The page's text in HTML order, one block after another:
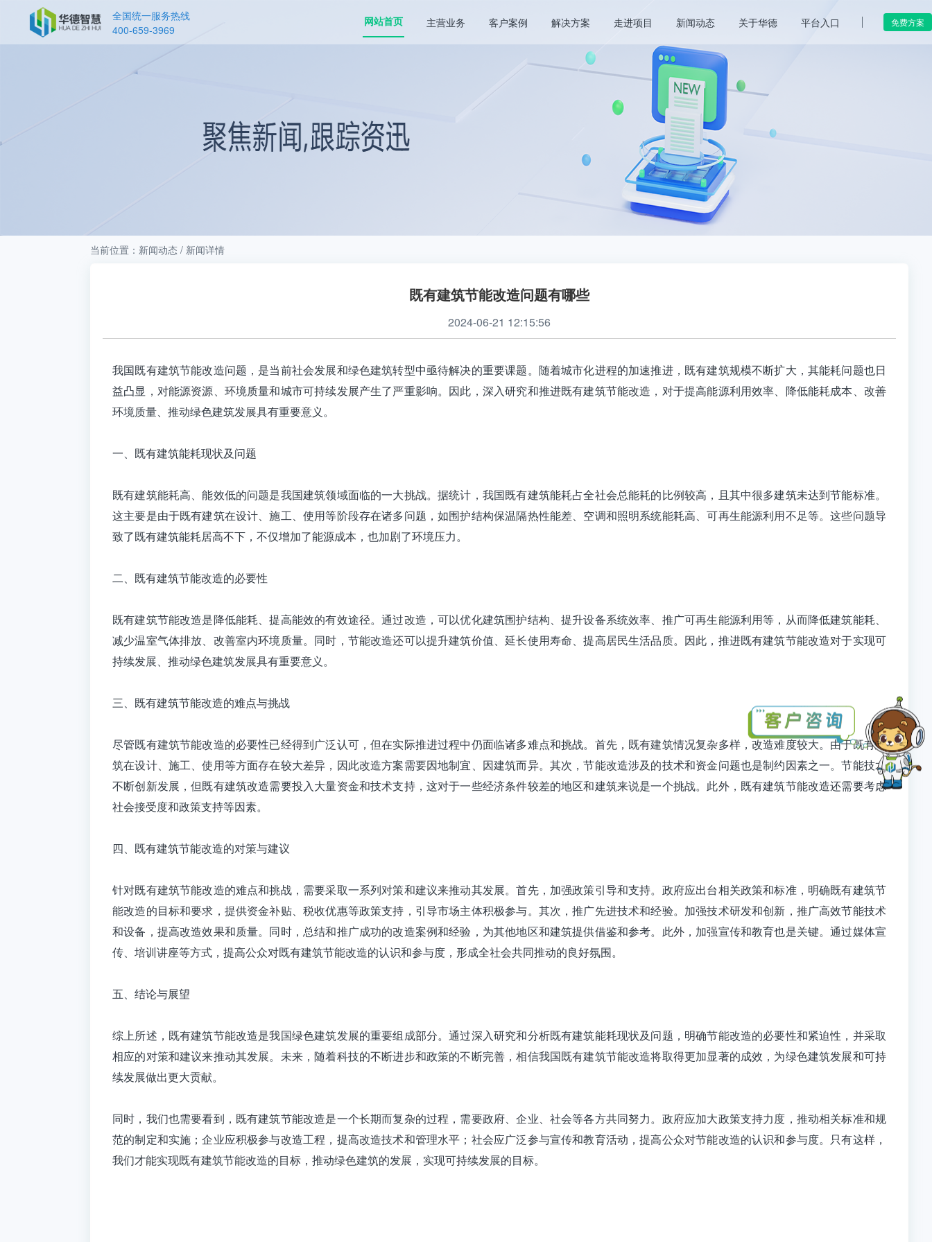
全国统一服务热线
400-659-3969
网站首页 主营业务 客户案例 解决方案 走进项目 新闻动态 关于华德 平台入口 免费方案
当前位置：新闻动态 / 新闻详情
既有建筑节能改造问题有哪些
2024-06-21 12:15:56
我国既有建筑节能改造问题，是当前社会发展和绿色建筑转型中亟待解决的重要课题。随着城市化进程的加速推进，既有建筑规模不断扩大，其能耗问题也日
益凸显，对能源资源、环境质量和城市可持续发展产生了严重影响。因此，深入研究和推进既有建筑节能改造，对于提高能源利用效率、降低能耗成本、改善
环境质量、推动绿色建筑发展具有重要意义。
一、既有建筑能耗现状及问题
既有建筑能耗高、能效低的问题是我国建筑领域面临的一大挑战。据统计，我国既有建筑能耗占全社会总能耗的比例较高，且其中很多建筑未达到节能标准。
这主要是由于既有建筑在设计、施工、使用等阶段存在诸多问题，如围护结构保温隔热性能差、空调和照明系统能耗高、可再生能源利用不足等。这些问题导
致了既有建筑能耗居高不下，不仅增加了能源成本，也加剧了环境压力。
二、既有建筑节能改造的必要性
既有建筑节能改造是降低能耗、提高能效的有效途径。通过改造，可以优化建筑围护结构、提升设备系统效率、推广可再生能源利用等，从而降低建筑能耗、
减少温室气体排放、改善室内环境质量。同时，节能改造还可以提升建筑价值、延长使用寿命、提高居民生活品质。因此，推进既有建筑节能改造对于实现可
持续发展、推动绿色建筑发展具有重要意义。
三、既有建筑节能改造的难点与挑战
尽管既有建筑节能改造的必要性已经得到广泛认可，但在实际推进过程中仍面临诸多难点和挑战。首先，既有建筑情况复杂多样，改造难度较大。由于既有建
筑在设计、施工、使用等方面存在较大差异，因此改造方案需要因地制宜、因建筑而异。其次，节能改造涉及的技术和资金问题也是制约因素之一。节能技术
不断创新发展，但既有建筑改造需要投入大量资金和技术支持，这对于一些经济条件较差的地区和建筑来说是一个挑战。此外，既有建筑节能改造还需要考虑
社会接受度和政策支持等因素。
四、既有建筑节能改造的对策与建议
针对既有建筑节能改造的难点和挑战，需要采取一系列对策和建议来推动其发展。首先，加强政策引导和支持。政府应出台相关政策和标准，明确既有建筑节
能改造的目标和要求，提供资金补贴、税收优惠等政策支持，引导市场主体积极参与。其次，推广先进技术和经验。加强技术研发和创新，推广高效节能技术
和设备，提高改造效果和质量。同时，总结和推广成功的改造案例和经验，为其他地区和建筑提供借鉴和参考。此外，加强宣传和教育也是关键。通过媒体宣
传、培训讲座等方式，提高公众对既有建筑节能改造的认识和参与度，形成全社会共同推动的良好氛围。
五、结论与展望
综上所述，既有建筑节能改造是我国绿色建筑发展的重要组成部分。通过深入研究和分析既有建筑能耗现状及问题，明确节能改造的必要性和紧迫性，并采取
相应的对策和建议来推动其发展。未来，随着科技的不断进步和政策的不断完善，相信我国既有建筑节能改造将取得更加显著的成效，为绿色建筑发展和可持
续发展做出更大贡献。
同时，我们也需要看到， 既有建筑节能改造是一个长期而复杂的过程，需要政府、企业、社会等各方共同努力。政府应加大政策支持力度，推动相关标准和规
范的制定和实施；企业应积极参与改造工程，提高改造技术和管理水平；社会应广泛参与宣传和教育活动，提高公众对节能改造的认识和参与度。只有这样，
我们才能实现既有建筑节能改造的目标，推动绿色建筑的发展，实现可持续发展的目标。